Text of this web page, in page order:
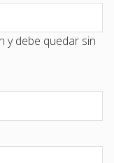
y debe quedar sin